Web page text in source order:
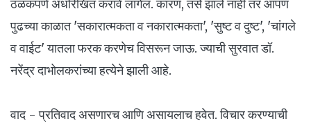
ठळकपणे अधोरेखित करावे लागेल. कारण, तसे झाले नाही तर आपण
पुढच्या काळात 'सकारात्मकता व नकारात्मकता', 'सुष्ट व दुष्ट', 'चांगले
व वाईट' यातला फरक करणेच विसरून जाऊ. ज्याची सुरवात डॉ.
नरेंद्र दाभोलकरांच्या हत्येने झाली आहे.
वाद - प्रतिवाद असणारच आणि असायलाच हवेत. विचार करण्याची